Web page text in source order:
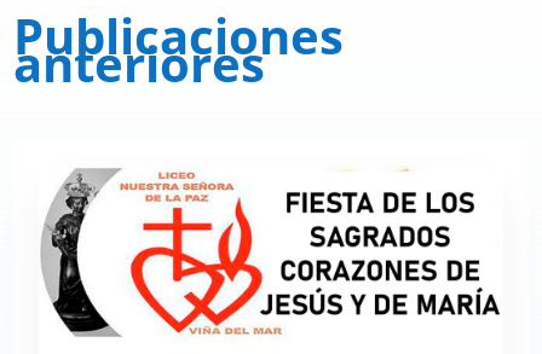
Publicaciones
anteriores